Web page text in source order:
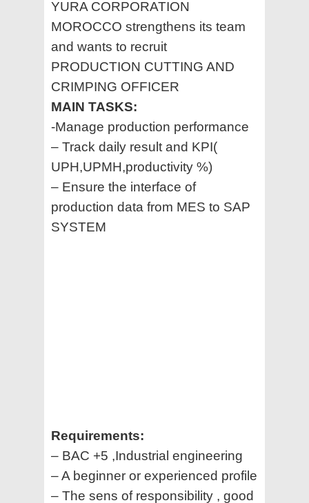
YURA CORPORATION
MOROCCO strengthens its team
and wants to recruit
PRODUCTION CUTTING AND
CRIMPING OFFICER
MAIN TASKS:
-Manage production performance
– Track daily result and KPI(
UPH,UPMH,productivity %)
– Ensure the interface of
production data from MES to SAP
SYSTEM
Requirements:
– BAC +5 ,Industrial engineering
– A beginner or experienced profile
– The sens of responsibility , good